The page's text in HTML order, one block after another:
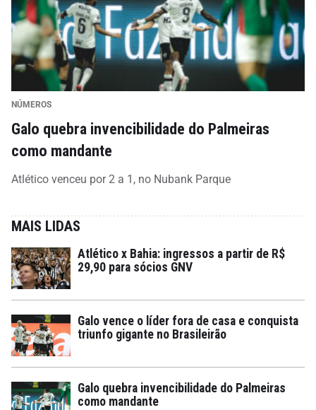
NÚMEROS
Galo quebra invencibilidade do Palmeiras
como mandante
Atlético venceu por 2 a 1, no Nubank Parque
MAIS LIDAS
Atlético x Bahia: ingressos a partir de R$
29,90 para sócios GNV
Galo vence o líder fora de casa e conquista
triunfo gigante no Brasileirão
Galo quebra invencibilidade do Palmeiras
como mandante